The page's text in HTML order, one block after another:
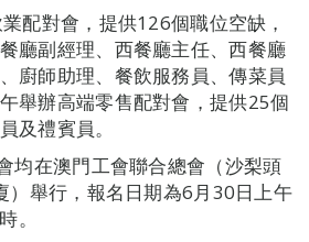
配對會，提供126個職位空缺，
廳副經理、西餐廳主任、西餐廳
廚師助理、餐飲服務員、傳菜員
舉辦高端零售配對會，提供25個
及禮賓員。
均在澳門工會聯合總會（沙梨頭
）舉行，報名日期為6月30日上午
。